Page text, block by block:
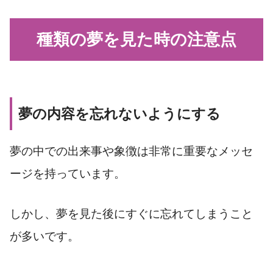
種類の夢を見た時の注意点
夢の内容を忘れないようにする
夢の中での出来事や象徴は非常に重要なメッセ
ージを持っています。
しかし、夢を見た後にすぐに忘れてしまうこと
が多いです。